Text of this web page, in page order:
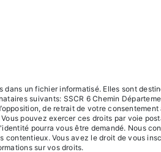
un fichier informatisé. Elles sont
suivants: SSCR 6 Chemin
de retrait de votre
pouvez exercer ces droits par voie
pourra vous être demandé. Nous
Vous avez le droit de vous
sur vos droits.